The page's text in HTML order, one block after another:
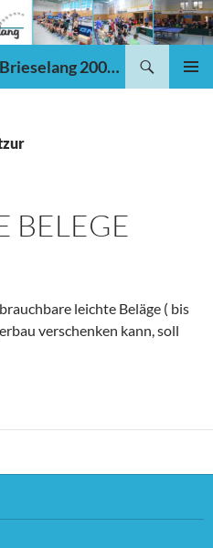
Tischtennisgemeinschaft Brieselang 2002 e.V.
BELEGE
leichte Beläge ( bis
verschenken kann, soll